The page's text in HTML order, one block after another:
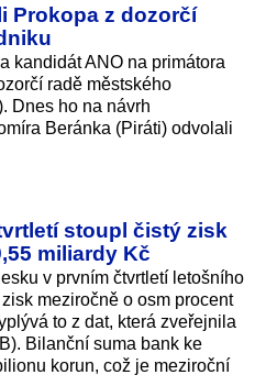
Prokopa z dozorčí
kandidát ANO na primátora
radě městského
Dnes ho na návrh
Beránka (Piráti) odvolali
stoupl čistý zisk
miliardy Kč
v prvním čtvrtletí letošního
meziročně o osm procent
to z dat, která zveřejnila
Bilanční suma bank ke
korun, což je meziroční